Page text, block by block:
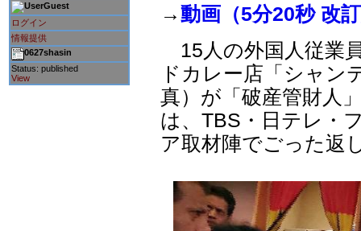
Guest
ログイン
情報提供
0627shasin
Status: published
View
→動画（5分20秒 改
15人の外国人従業
ドカレー店「シャン
真）が「破産管財人
は、TBS・日テレ・
ア取材陣でごった返